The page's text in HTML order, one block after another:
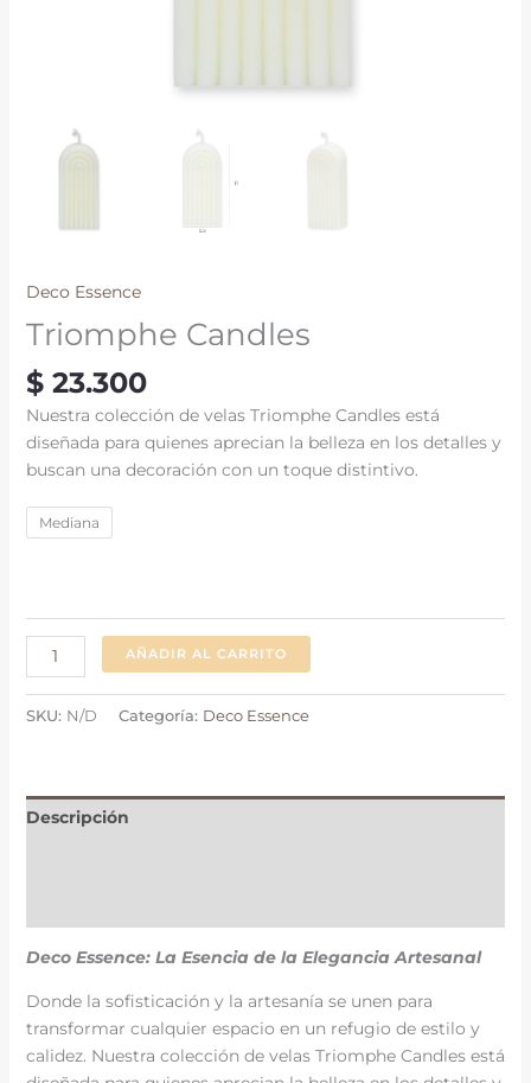
Deco Essence
Triomphe Candles
$23.300
Nuestra colección de velas Triomphe Candles está
diseñada para quienes aprecian la belleza en los detalles y
buscan una decoración con un toque distintivo.
Mediana
AÑADIR AL CARRITO
SKU: N/D Categoría: Deco Essence
Descripción
Deco Essence: La Esencia de la Elegancia Artesanal
Donde la sofisticación y la artesanía se unen para
transformar cualquier espacio en un refugio de estilo y
calidez. Nuestra colección de velas Triomphe Candles está